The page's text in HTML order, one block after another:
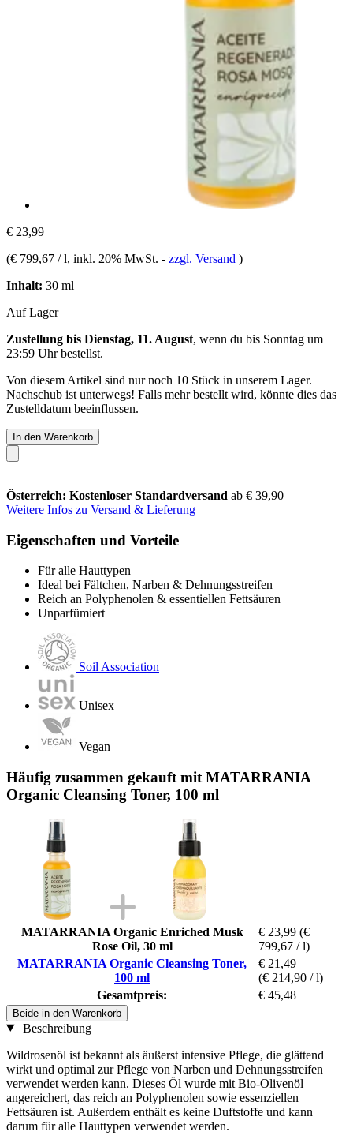
€ 23,99
(€ 799,67 / l, inkl. 20% MwSt. - zzgl. Versand )
Inhalt: 30 ml
Auf Lager
Zustellung bis Dienstag, 11. August, wenn du bis Sonntag um
23:59 Uhrbestellst.
Von diesem Artikel sind nur noch 10 Stück in unserem Lager.
Nachschub ist unterwegs! Falls mehr bestellt wird, könnte dies das
Zustelldatum beeinflussen.
In den Warenkorb
Österreich: Kostenloser Standardversand ab € 39,90
Weitere Infos zu Versand & Lieferung
Eigenschaften und Vorteile
Für alle Hauttypen
Ideal bei Fältchen, Narben & Dehnungsstreifen
Reich an Polyphenolen & essentiellen Fettsäuren
Unparfümiert
Soil Association
Unisex
Vegan
Häufig zusammen gekauft mit MATARRANIA
Organic Cleansing Toner, 100 ml
MATARRANIA Organic Enriched Musk
Rose Oil, 30 ml
€ 23,99 (€
799,67 / l)
MATARRANIA Organic Cleansing Toner,
100 ml
€ 21,49
(€ 214,90 / l)
Gesamtpreis:
€ 45,48
Beide in den Warenkorb
Beschreibung
Wildrosenöl ist bekannt als äußerst intensive Pflege, die glättend
wirkt und optimal zur Pflege von Narben und Dehnungsstreifen
verwendet werden kann. Dieses Öl wurde mit Bio-Olivenöl
angereichert, das reich an Polyphenolen sowie essenziellen
Fettsäuren ist. Außerdem enthält es keine Duftstoffe und kann
darum für alle Hauttypen verwendet werden.